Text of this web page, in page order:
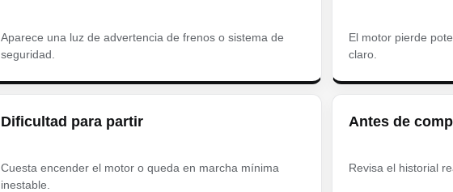
Aparece una luz de advertencia de frenos o sistema de
seguridad.
El motor pierde
claro.
Dificultad para partir
Cuesta encender el motor o queda en marcha mínima
inestable.
Antes de
Revisa el historial